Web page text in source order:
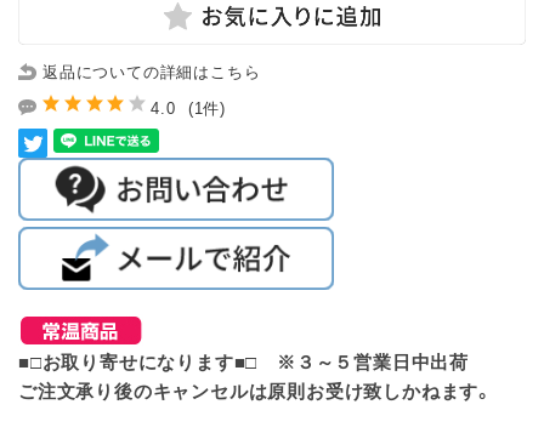
返品についての詳細はこちら
4.0 (1件)
■□お取り寄せになります■□ ※３～５営業日中出荷
ご注文承り後のキャンセルは原則お受け致しかねます。